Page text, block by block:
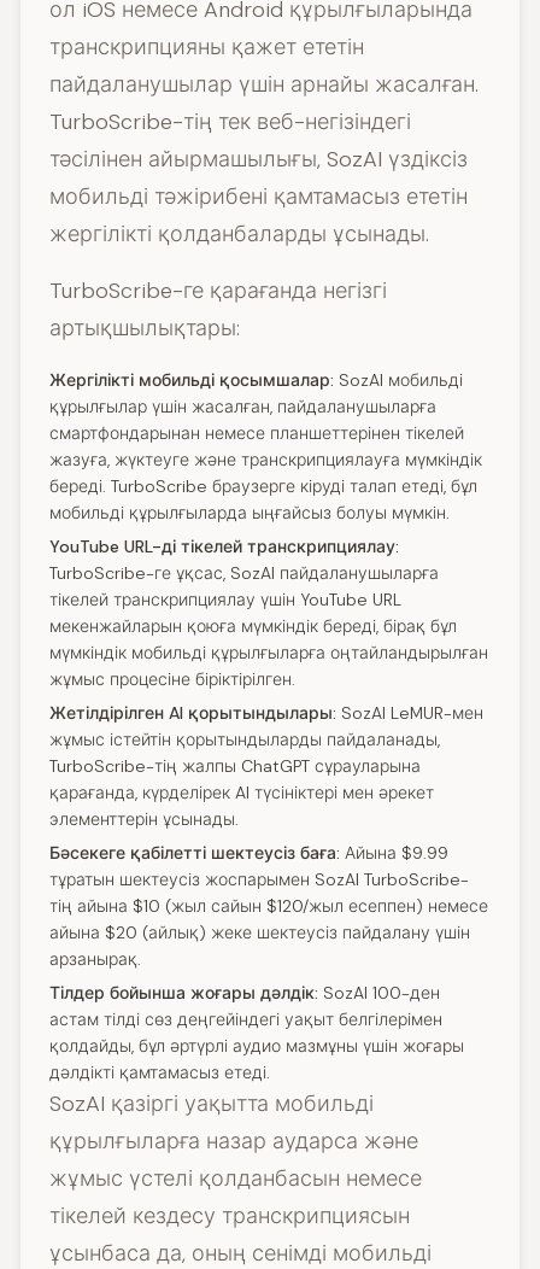
ол iOS немесе Android құрылғыларында
транскрипцияны қажет ететін
пайдаланушылар үшін арнайы жасалған.
TurboScribe-тің тек веб-негізіндегі
тәсілінен айырмашылығы, SozAI үздіксіз
мобильді тәжірибені қамтамасыз ететін
жергілікті қолданбаларды ұсынады.
TurboScribe-ге қарағанда негізгі
артықшылықтары:
Жергілікті мобильді қосымшалар: SozAI мобильді
құрылғылар үшін жасалған, пайдаланушыларға
смартфондарынан немесе планшеттерінен тікелей
жазуға, жүктеуге және транскрипциялауға мүмкіндік
береді. TurboScribe браузерге кіруді талап етеді, бұл
мобильді құрылғыларда ыңғайсыз болуы мүмкін.
YouTube URL-ді тікелей транскрипциялау:
TurboScribe-ге ұқсас, SozAI пайдаланушыларға
тікелей транскрипциялау үшін YouTube URL
мекенжайларын қоюға мүмкіндік береді, бірақ бұл
мүмкіндік мобильді құрылғыларға оңтайландырылған
жұмыс процесіне біріктірілген.
Жетілдірілген AI қорытындылары: SozAI LeMUR-мен
жұмыс істейтін қорытындыларды пайдаланады,
TurboScribe-тің жалпы ChatGPT сұрауларына
қарағанда, күрделірек AI түсініктері мен әрекет
элементтерін ұсынады.
Бәсекеге қабілетті шектеусіз баға: Айына $9.99
тұратын шектеусіз жоспарымен SozAI TurboScribe-
тің айына $10 (жыл сайын $120/жыл есеппен) немесе
айына $20 (айлық) жеке шектеусіз пайдалану үшін
арзанырақ.
Тілдер бойынша жоғары дәлдік: SozAI 100-ден
астам тілді сөз деңгейіндегі уақыт белгілерімен
қолдайды, бұл әртүрлі аудио мазмұны үшін жоғары
дәлдікті қамтамасыз етеді.
SozAI қазіргі уақытта мобильді
құрылғыларға назар аударса және
жұмыс үстелі қолданбасын немесе
тікелей кездесу транскрипциясын
ұсынбаса да, оның сенімді мобильді